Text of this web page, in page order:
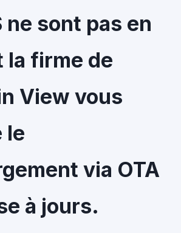
ne sont pas en
la firme de
View vous
le
via OTA
à jours.